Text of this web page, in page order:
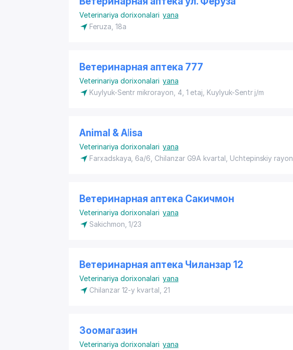
Veterinariya dorixonalari yana
​Feruza, 18a
Ветеринарная аптека 777
Veterinariya dorixonalari yana
​Kuylyuk-Sentr mikrorayon, 4​, 1 etaj, Kuylyuk-Sentr j/m
Animal & Alisa
Veterinariya dorixonalari yana
​Farxadskaya, 6a/6, Chilanzar G9A kvartal, Uchtepinskiy rayon
Ветеринарная аптека Сакичмон
Veterinariya dorixonalari yana
​Sakichmon, 1/23
Ветеринарная аптека Чиланзар 12
Veterinariya dorixonalari yana
​Chilanzar 12-y kvartal, 21
Зоомагазин
Veterinariya dorixonalari yana